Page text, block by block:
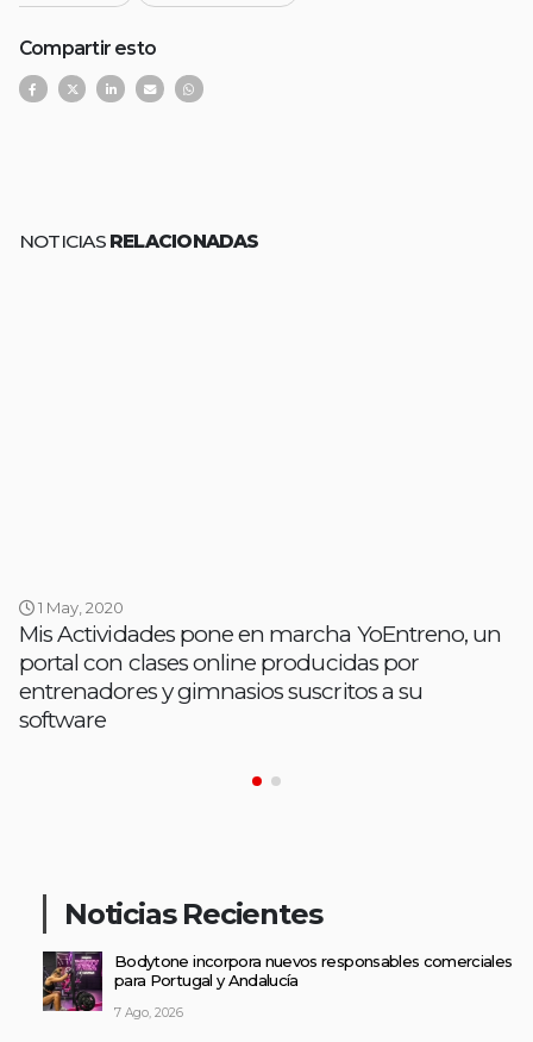
Compartir esto
NOTICIAS RELACIONADAS
1 May, 2020
Mis Actividades pone en marcha YoEntreno, un
portal con clases online producidas por
entrenadores y gimnasios suscritos a su
software
Noticias Recientes
Bodytone incorpora nuevos responsables comerciales
para Portugal y Andalucía
7 Ago, 2026